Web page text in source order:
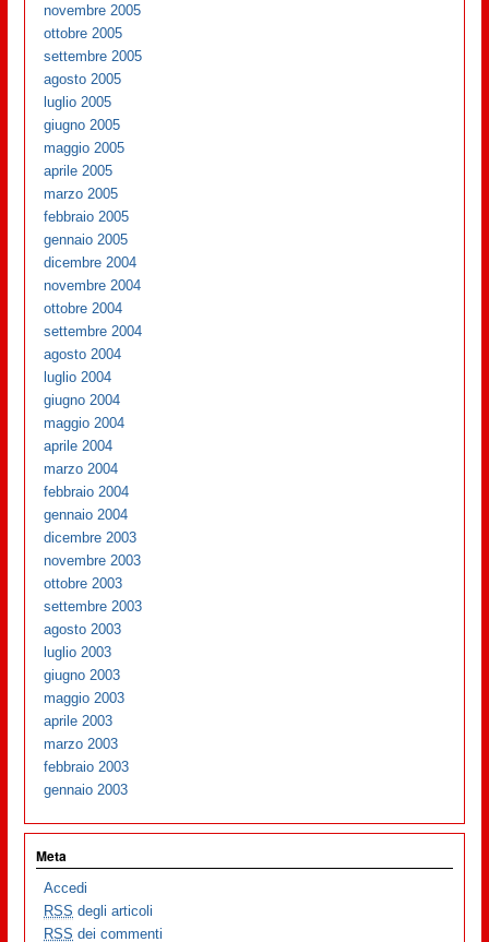
novembre 2005
ottobre 2005
settembre 2005
agosto 2005
luglio 2005
giugno 2005
maggio 2005
aprile 2005
marzo 2005
febbraio 2005
gennaio 2005
dicembre 2004
novembre 2004
ottobre 2004
settembre 2004
agosto 2004
luglio 2004
giugno 2004
maggio 2004
aprile 2004
marzo 2004
febbraio 2004
gennaio 2004
dicembre 2003
novembre 2003
ottobre 2003
settembre 2003
agosto 2003
luglio 2003
giugno 2003
maggio 2003
aprile 2003
marzo 2003
febbraio 2003
gennaio 2003
Meta
Accedi
RSS degli articoli
RSS dei commenti